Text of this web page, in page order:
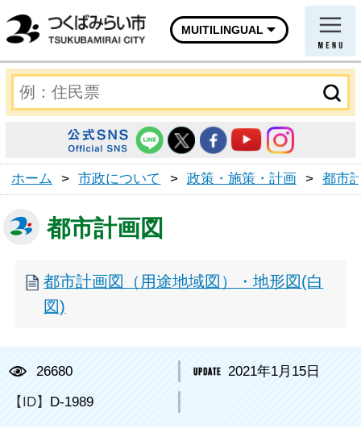
MUITILINGUAL
ホーム > 市政について > 政策・施策・計画 > 都市
都市計画図
都市計画図（用途地域図）・地形図(白
図)
26680 2021年1月15日
【ID】 D-1989